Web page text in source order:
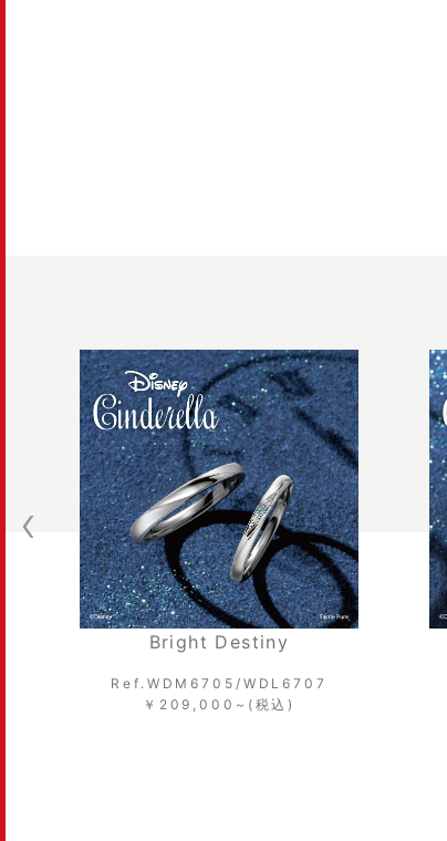
Bright Destiny
Ref.WDM6705/WDL6707
￥209,000~(税込)